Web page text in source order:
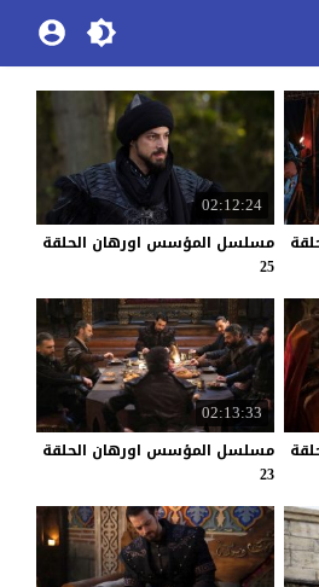
02:12:24
مسلسل المؤسس اورهان الحلقة
25
02:13:33
مسلسل المؤسس اورهان الحلقة
23